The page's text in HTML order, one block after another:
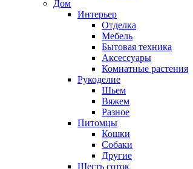
Дом
Интерьер
Отделка
Мебель
Бытовая техника
Аксессуары
Комнатные растения
Рукоделие
Шьем
Вяжем
Разное
Питомцы
Кошки
Собаки
Другие
Шесть соток